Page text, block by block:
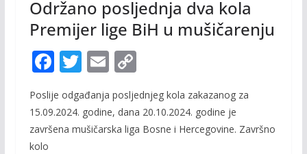
Održano posljednja dva kola
Premijer lige BiH u mušičarenju
F
ac
e
b
T
w
itt
er
E
m
ai
l
C
o
p
y
Poslije odgađanja posljednjeg kola zakazanog za
15.09.2024. godine, dana 20.10.2024. godine je
završena mušičarska liga Bosne i Hercegovine. Završno
kolo